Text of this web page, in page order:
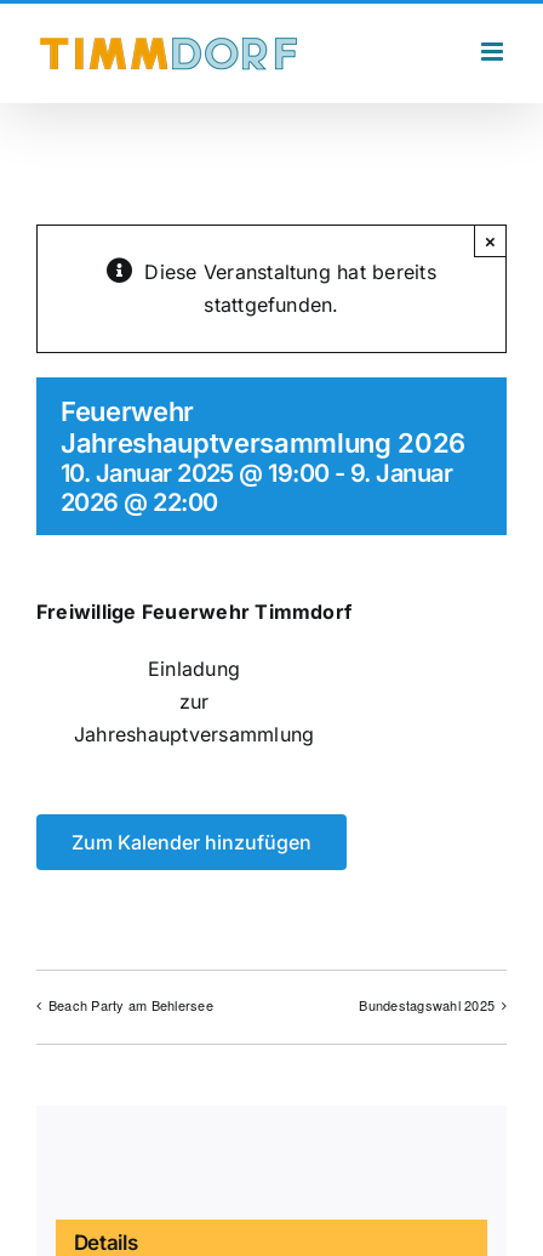
Inhalt
Diese Veranstaltung hat bereits
stattgefunden.
×
Feuerwehr
Jahreshauptversammlung 2026
10. Januar 2025 @ 19:00- 9. Januar
2026 @ 22:00
Freiwillige Feuerwehr Timmdorf
Einladung
zur
Jahreshauptversammlung
Zum Kalender hinzufügen
Beach Party am Behlersee Bundestagswahl 2025
Details